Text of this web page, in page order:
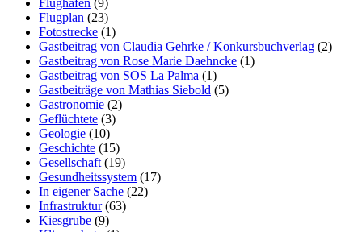
Flugplan (23)
Fotostrecke (1)
Gastbeitrag von Claudia Gehrke / Konkursbuchverlag (2)
Gastbeitrag von Rose Marie Daehncke (1)
Gastbeitrag von SOS La Palma (1)
Gastbeiträge von Mathias Siebold (5)
Gastronomie (2)
Geflüchtete (3)
Geologie (10)
Geschichte (15)
Gesellschaft (19)
Gesundheitssystem (17)
In eigener Sache (22)
Infrastruktur(63)
Kiesgrube (9)